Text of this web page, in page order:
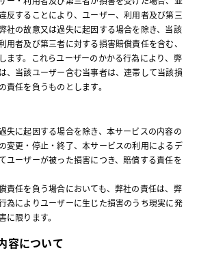
反することにより、ユーザー、利用者及び第三
社の故意又は過失に起因する場合を除き、当該
用者及び第三者に対する損害賠償責任を含む、
ます。これらユーザーのかかる行為により、弊
、当該ユーザー含む当事者は、連帯して当該損
任を負うものとします。
失に起因する場合を除き、本サービスの内容の
変更・停止・終了、本サービスの利用によるデ
ユーザーが被った損害につき、賠償する責任を
責任を負う場合においても、弊社の責任は、弊
為によりユーザーに生じた損害のうち現実に発
限ります。
容について